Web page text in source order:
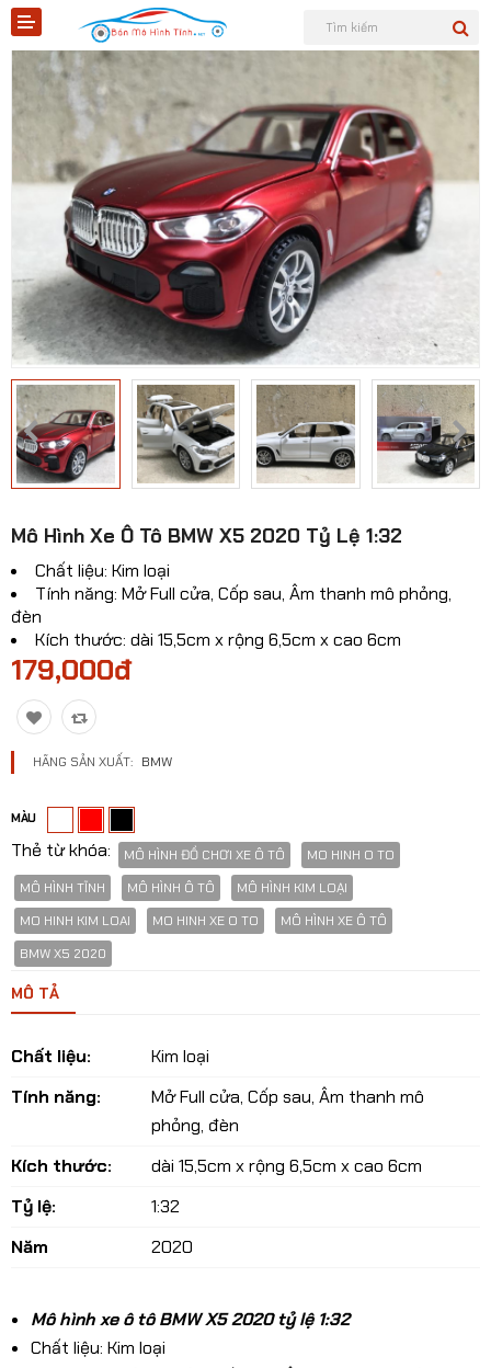
Shopee
Tiktok
Sản phẩm
Tin tức
Liên hệ
Mô hình quân sự
Mô hình xe cơ giới
Mô hình Xe cổ
Tỷ lệ mô hình
Mô hình lắp ráp
Mô hình xe mô tô - xe máy
Xem thêm danh mục
So sánh
Mô Hình Xe Ô Tô BMW X5 2020 Tỷ Lệ 1:32
Chất liệu: Kim loại
Tính năng: Mở Full cửa, Cốp sau, Âm thanh mô phỏng,
đèn
Kích thước: dài 15,5cm x rộng 6,5cm x cao 6cm
179,000đ
HÃNG SẢN XUẤT: BMW
MÀU
Thẻ từ khóa: MÔ HÌNH ĐỒ CHƠI XE Ô TÔ
MO HINH O TO
MÔ HÌNH TĨNH
MÔ HÌNH Ô TÔ
MÔ HÌNH KIM LOẠI
MO HINH KIM LOAI
MO HINH XE O TO
MÔ HÌNH XE Ô TÔ
BMW X5 2020
MÔ TẢ
Chất liệu:
Kim loại
Tính năng:
Mở Full cửa, Cốp sau, Âm thanh mô
phỏng, đèn
Kích thước:
dài 15,5cm x rộng 6,5cm x cao 6cm
Tỷ lệ:
1:32
Năm
2020
Mô hình xe ô tô BMW X5 2020 tỷ lệ 1:32
Chất liệu: Kim loại